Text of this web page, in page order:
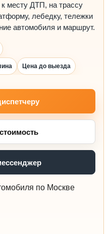
к месту ДТП, на трассу
лебедку, тележки
автомобиля и маршрут.
Цена до выезда